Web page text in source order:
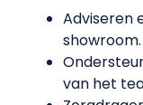
Adviseren
showroom.
van het